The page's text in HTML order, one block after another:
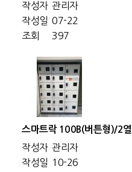
작성자 관리자
작성일 07-22
조회
397
스마트락 100B(버튼형)/2
작성자 관리자
작성일 10-26